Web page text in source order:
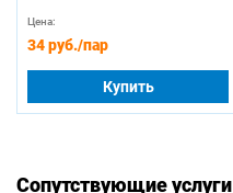
Цена:
34 руб./пар
Купить
Сопутствующие услуги